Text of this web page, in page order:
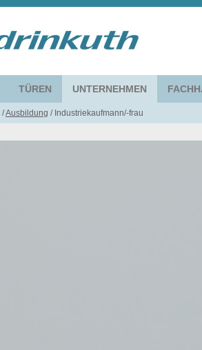
TÜREN UNTERNEHMEN
/Ausbildung / Industriekaufmann/-frau